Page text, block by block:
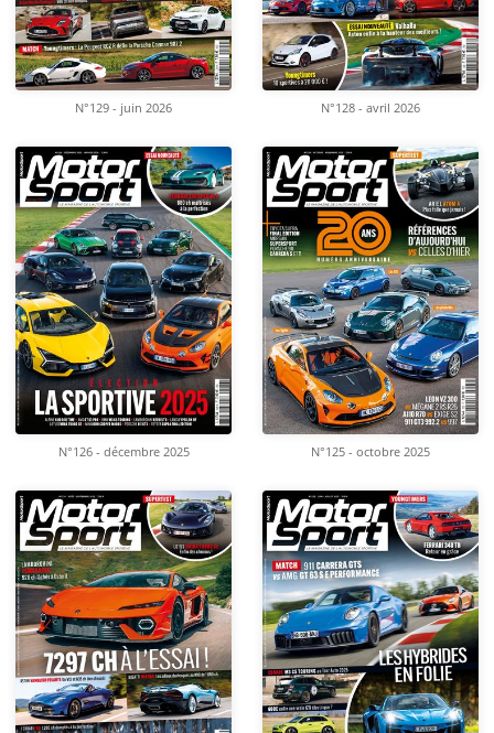
N°129 - juin 2026 N°128 - avril 2026
N°126 - décembre 2025 N°125 - octobre 2025